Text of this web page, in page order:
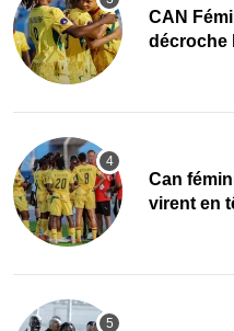
CAN
décroche
‎Can
virent en